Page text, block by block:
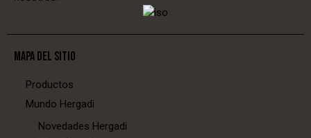
MAPA DEL SITIO
Productos
Mundo Hergadi
Novedades Hergadi